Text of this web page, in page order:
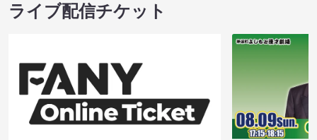
ライブ配信チケット